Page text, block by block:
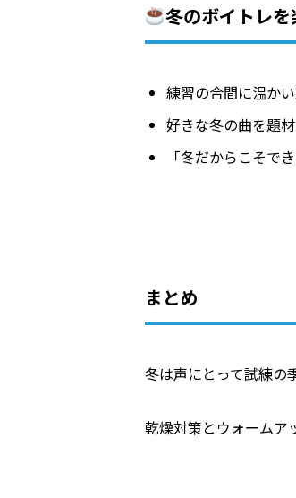
冬のボイトレ
練習の合間に温か
好きな冬の曲を題
「冬だからこそで
まとめ
冬は声にとって試練の
乾燥対策とウォームア